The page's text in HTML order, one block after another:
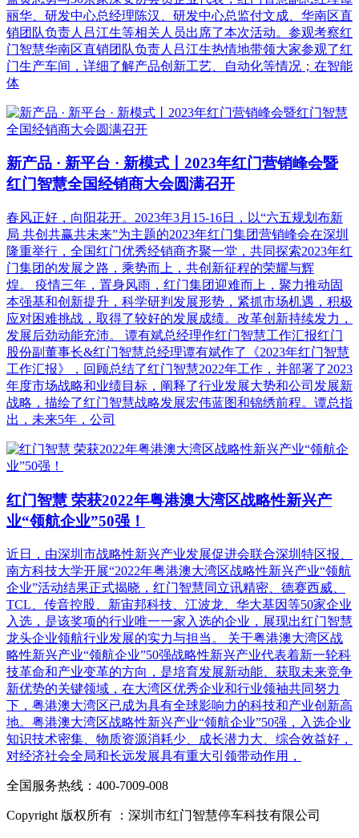
丽华、研发中心总经理陈汉、研发中心总监付文成、华南区直
销团队负责人吕江生等相关人员出席了本次活动。参观考察红
门智慧华南区直销团队负责人吕江生热情地带领大家参观了红
门生产车间，详细了解产品创新工艺、自动化等情况；在智能
体
新产品 · 新平台 · 新模式丨2023年红门营销峰会暨
红门智慧全国经销商大会圆满召开
春风正好，向阳花开。2023年3月15-16日，以“六五规划布新
局 共创共赢共未来”为主题的2023年红门集团营销峰会在深圳
隆重举行，全国红门优秀经销商齐聚一堂，共同探索2023年红
门集团的发展之路，乘势而上，共创新征程的荣耀与辉
煌。 疫情三年，置身风雨，红门集团迎难而上，聚力推动固
本强基和创新提升，科学研判发展形势，紧抓市场机遇，积极
应对困难挑战，取得了较好的发展成绩。改革创新持续发力，
发展后劲动能充沛。 谭有斌总经理作红门智慧工作汇报红门
股份副董事长&红门智慧总经理谭有斌作了《2023年红门智慧
工作汇报》，回顾总结了红门智慧2022年工作，并部署了2023
年度市场战略和业绩目标，阐释了行业发展大势和公司发展新
战略，描绘了红门智慧战略发展宏伟蓝图和锦绣前程。谭总指
出，未来5年，公司
红门智慧 荣获2022年粤港澳大湾区战略性新兴产
业“领航企业”50强！
近日，由深圳市战略性新兴产业发展促进会联合深圳特区报、
南方科技大学开展“2022年粤港澳大湾区战略性新兴产业“领航
企业”活动结果正式揭晓，红门智慧同立讯精密、德赛西威、
TCL、传音控股、新宙邦科技、江波龙、华大基因等50家企业
入选，是该奖项的行业唯一一家入选的企业，展现出红门智慧
龙头企业领航行业发展的实力与担当。 关于粤港澳大湾区战
略性新兴产业“领航企业”50强战略性新兴产业代表着新一轮科
技革命和产业变革的方向，是培育发展新动能、获取未来竞争
新优势的关键领域，在大湾区优秀企业和行业领袖共同努力
下，粤港澳大湾区已成为具有全球影响力的科技和产业创新高
地。粤港澳大湾区战略性新兴产业“领航企业”50强，入选企业
知识技术密集、物质资源消耗少、成长潜力大、综合效益好，
对经济社会全局和长远发展具有重大引领带动作用，
全国服务热线：400-7009-008
Copyright 版权所有 ：深圳市红门智慧停车科技有限公司